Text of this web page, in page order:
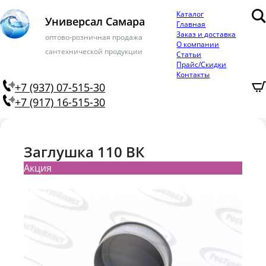
Универсал Самара
оптово-розничная продажа
сантехнической продукции
Каталог
Главная
Заказ и доставка
О компании
Статьи
Прайс/Скидки
Контакты
+7 (937) 07-515-30
+7 (917) 16-515-30
Заглушка 110 ВК
Акция